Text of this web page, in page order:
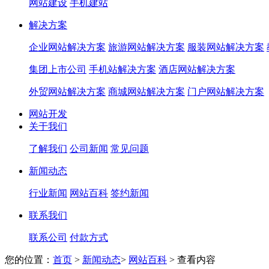
网站建设 手机建站
解决方案
企业网站解决方案 旅游网站解决方案 服装网站解决方案
集团上市公司 手机站解决方案 酒店网站解决方案
外贸网站解决方案 商城网站解决方案 门户网站解决方案
网站开发
关于我们
了解我们 公司新闻 常见问题
新闻动态
行业新闻 网站百科 签约新闻
联系我们
联系公司 付款方式
您的位置： 首页 > 新闻动态> 网站百科 > 查看内容